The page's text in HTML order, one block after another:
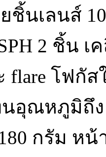
ชิ้นเลนส์
2 ชิ้น เ
flare โฟกั
อุณหภูมิถึง
กรัม หน้